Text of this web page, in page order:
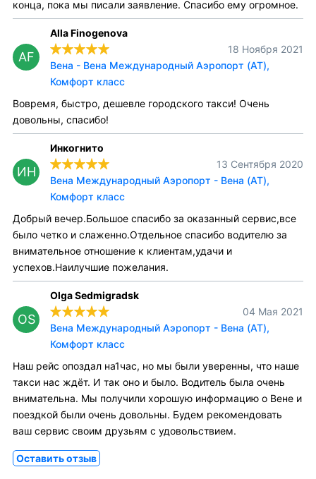
конца, пока мы писали заявление. Спасибо ему огромное.
AF
Alla Finogenova
18 Ноября 2021
Вена - Вена Международный Аэропорт (AT),
Комфорт класс
Вовремя, быстро, дешевле городского такси! Очень
довольны, спасибо!
ИН
Инкогнито
13 Сентября 2020
Вена Международный Аэропорт - Вена (AT),
Комфорт класс
Добрый вечер.Большое спасибо за оказанный сервис,все
было четко и слаженно.Отдельное спасибо водителю за
внимательное отношение к клиентам,удачи и
успехов.Наилучшие пожелания.
OS
Olga Sedmigradsk
04 Мая 2021
Вена Международный Аэропорт - Вена (AT),
Комфорт класс
Наш рейс опоздал на1час, но мы были уверенны, что наше
такси нас ждёт. И так оно и было. Водитель была очень
внимательна. Мы получили хорошую информацию о Вене и
поездкой были очень довольны. Будем рекомендовать
ваш сервис своим друзьям с удовольствием.
Оставить отзыв